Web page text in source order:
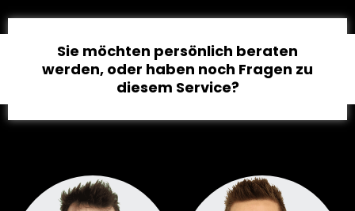
Sie möchten persönlich beraten
werden, oder haben noch Fragen zu
diesem Service?